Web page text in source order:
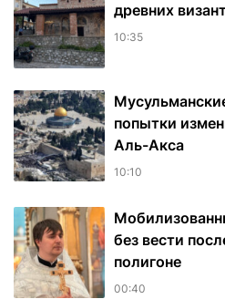
древних
10:35
попытки
Аль-Акса
10:10
без вести
полигоне
00:40